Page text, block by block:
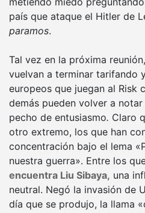
país que ataque el Hitler de
paramos.
Tal vez en la próxima
vuelvan a terminar tarifando
europeos que juegan al Risk
demás pueden volver a
pecho de entusiasmo. Claro
otro extremo, los que han
concentración bajo el lema
nuestra guerra». Entre los
encuentra Liu Sibaya, una
neutral. Negó la invasión de
día que se produjo, la llama